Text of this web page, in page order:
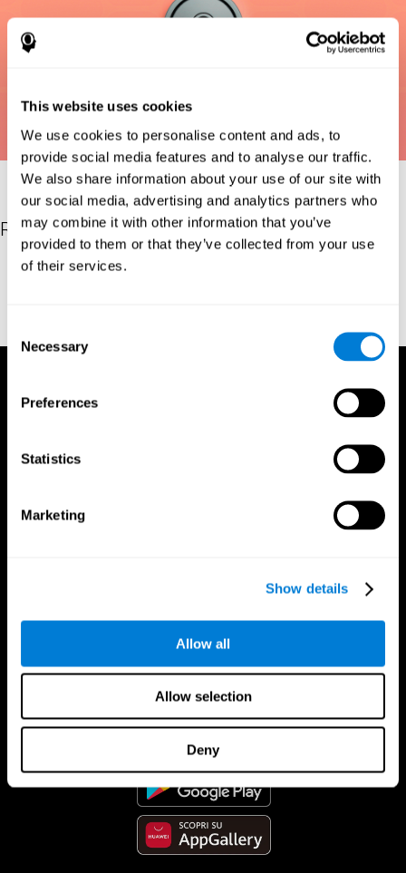
This website uses cookies
We use cookies to personalise content and ads, to
provide social media features and to analyse our traffic.
We also share information about your use of our site with
our social media, advertising and analytics partners who
may combine it with other information that you’ve
provided to them or that they’ve collected from your use
of their services.
Selection
Necessary
Preferences
Statistics
Marketing
Show details
Allow all
Allow selection
Deny
Riferimenti
Bastiaanse, Y. R. M., Edwards, S., Maas, E., & Rispens, J. E.
App Di CogniFit